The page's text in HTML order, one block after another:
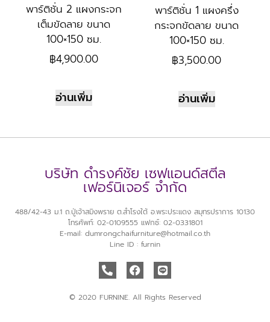
พาร์ติชั่น 2 แผงกระจก
เต็มขัดลาย ขนาด
100×150 ซม.
฿4,900.00
อ่านเพิ่ม
พาร์ติชั่น 1 แผงครึ่ง
กระจกขัดลาย ขนาด
100×150 ซม.
฿3,500.00
อ่านเพิ่ม
บริษัท ดำรงค์ชัย เซฟแอนด์สตีล
เฟอร์นิเจอร์ จำกัด
488/42-43 ม.1 ถ.ปู่เจ้าสมิงพราย ต.สำโรงใต้ อ.พระประแดง สมุทรปราการ 10130
โทรศัพท์: 02-0109555 แฟกซ์: 02-0331801
E-mail: dumrongchaifurniture@hotmail.co.th
Line ID : furnin
© 2020 FURNINE. All Rights Reserved